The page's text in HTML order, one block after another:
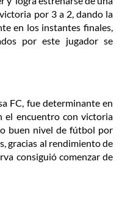
por 3 a 2, dando la
en los instantes finales,
por este jugador se
FC, fue determinante en
el encuentro con victoria
buen nivel de fútbol por
gracias al rendimiento de
consiguió comenzar de